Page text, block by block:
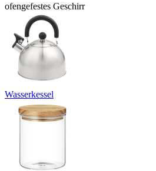
ofengefestes Geschirr
Wasserkessel